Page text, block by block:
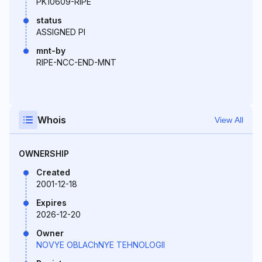
status
ASSIGNED PI
mnt-by
RIPE-NCC-END-MNT
Whois View All
OWNERSHIP
Created
2001-12-18
Expires
2026-12-20
Owner
NOVYE OBLAChNYE TEHNOLOGII